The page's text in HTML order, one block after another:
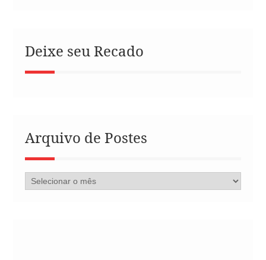
Deixe seu Recado
Arquivo de Postes
Arquivo
de